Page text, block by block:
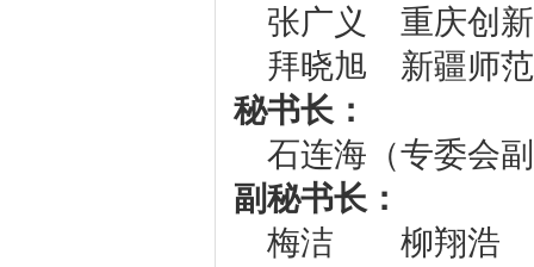
张广义 重庆创新
拜晓旭 新疆师范
秘书长：
石连海（专委会
副秘书长：
梅洁 柳翔浩